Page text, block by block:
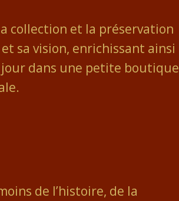
collection et la préservation
sa vision, enrichissant ainsi
dans une petite boutique
de l’histoire, de la